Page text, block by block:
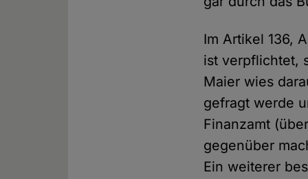
Im Artikel 136,
ist verpflichtet,
Maier wies
gefragt werde
Finanzamt
gegenüber
Ein weiterer